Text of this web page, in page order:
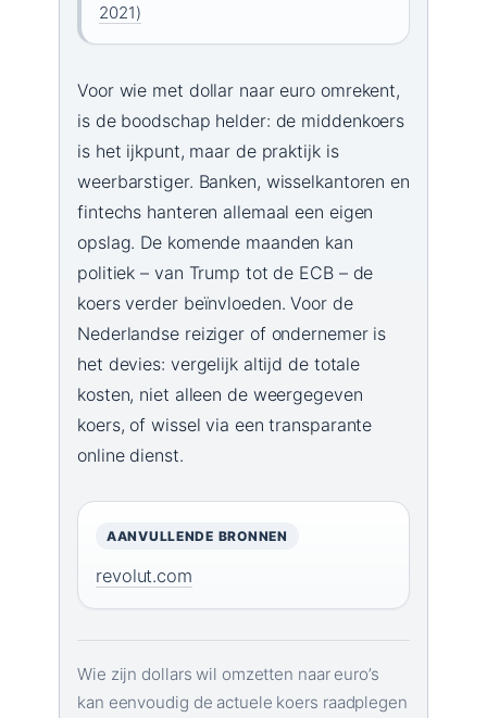
2021)
Voor wie met dollar naar euro omrekent,
is de boodschap helder: de middenkoers
is het ijkpunt, maar de praktijk is
weerbarstiger. Banken, wisselkantoren en
fintechs hanteren allemaal een eigen
opslag. De komende maanden kan
politiek – van Trump tot de ECB – de
koers verder beïnvloeden. Voor de
Nederlandse reiziger of ondernemer is
het devies: vergelijk altijd de totale
kosten, niet alleen de weergegeven
koers, of wissel via een transparante
online dienst.
AANVULLENDE BRONNEN
revolut.com
Wie zijn dollars wil omzetten naar euro’s
kan eenvoudig de actuele koers raadplegen